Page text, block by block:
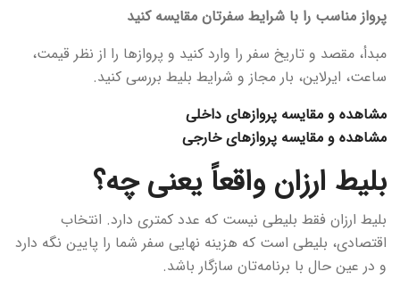
پرواز مناسب را با شرایط سفرتان مقایسه کنید
مبدأ، مقصد و تاریخ سفر را وارد کنید و پروازها را از نظر قیمت،
ساعت، ایرلاین، بار مجاز و شرایط بلیط بررسی کنید.
مشاهده و مقایسه پروازهای داخلی
مشاهده و مقایسه پروازهای خارجی
بلیط ارزان واقعاً یعنی چه؟
بلیط ارزان فقط بلیطی نیست که عدد کمتری دارد. انتخاب
اقتصادی، بلیطی است که هزینه نهایی سفر شما را پایین نگه دارد
و در عین حال با برنامه‌تان سازگار باشد.